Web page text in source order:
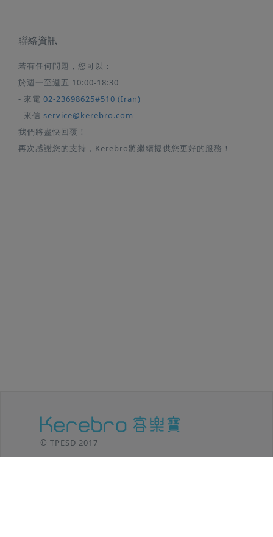
聯絡資訊
若有任何問題，您可以：
於週一至週五 10:00-18:30
- 來電 02-23698625#510 (Iran)
- 來信 service@kerebro.com
我們將盡快回覆！
再次感謝您的支持，Kerebro將繼續提供您更好的服務！
© TPESD 2017